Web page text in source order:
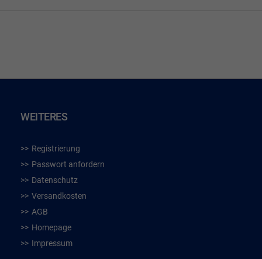
WEITERES
Registrierung
Passwort anfordern
Datenschutz
Versandkosten
AGB
Homepage
Impressum